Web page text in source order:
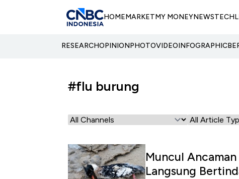
HOMEMARKETMY MONEYNEWSTECH
RESEARCHOPINIONPHOTOVIDEOINFOGRAPHIC
#flu burung
Muncul
Langsung